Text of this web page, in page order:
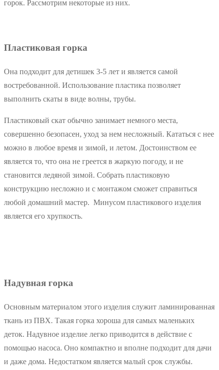
горок. Рассмотрим некоторые из них.
Пластиковая горка
Она подходит для детишек 3-5 лет и является самой
востребованной. Использование пластика позволяет
выполнить скаты в виде волны, трубы.
Пластиковый скат обычно занимает немного места,
совершенно безопасен, уход за нем несложный. Кататься с нее
можно в любое время и зимой, и летом. Достоинством ее
является то, что она не греется в жаркую погоду, и не
становится ледяной зимой. Собрать пластиковую
конструкцию несложно и с монтажом сможет справиться
любой домашний мастер. Минусом пластикового изделия
является его хрупкость.
Надувная горка
Основным материалом этого изделия служит ламинированная
ткань из ПВХ. Такая горка хороша для самых маленьких
деток. Надувное изделие легко приводится в действие с
помощью насоса. Оно компактно и вполне подходит для дачи
и даже дома. Недостатком является малый срок службы.